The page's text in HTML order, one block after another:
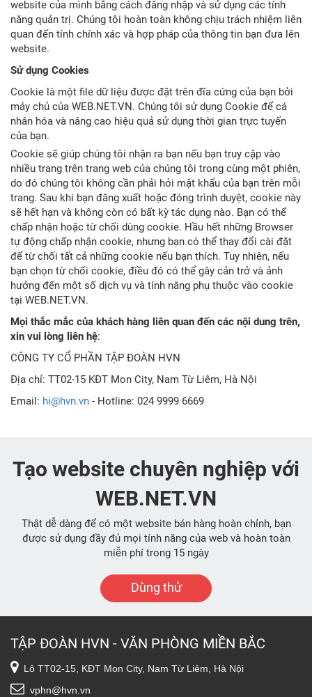
website của mình bằng cách đăng nhập và sử dụng các tính
năng quản trị. Chúng tôi hoàn toàn không chịu trách nhiệm liên
quan đến tính chính xác và hợp pháp của thông tin bạn đưa lên
website.
Sử dụng Cookies
Cookie là một file dữ liệu được đặt trên đĩa cứng của bạn bởi
máy chủ của WEB.NET.VN. Chúng tôi sử dụng Cookie để cá
nhân hóa và nâng cao hiệu quả sử dụng thời gian trực tuyến
của bạn.
Cookie sẽ giúp chúng tôi nhận ra bạn nếu bạn truy cập vào
nhiều trang trên trang web của chúng tôi trong cùng một phiên,
do đó chúng tôi không cần phải hỏi mật khẩu của bạn trên mỗi
trang. Sau khi bạn đăng xuất hoặc đóng trình duyệt, cookie này
sẽ hết hạn và không còn có bất kỳ tác dụng nào. Bạn có thể
chấp nhận hoặc từ chối dùng cookie. Hầu hết những Browser
tự động chấp nhận cookie, nhưng bạn có thể thay đổi cài đặt
để từ chối tất cả những cookie nếu bạn thích. Tuy nhiên, nếu
bạn chọn từ chối cookie, điều đó có thể gây cản trở và ảnh
hưởng đến một số dịch vụ và tính năng phụ thuộc vào cookie
tại WEB.NET.VN.
Mọi thắc mắc của khách hàng liên quan đến các nội dung trên,
xin vui lòng liên hệ:
CÔNG TY CỔ PHẦN TẬP ĐOÀN HVN
Địa chỉ: TT02-15 KĐT Mon City, Nam Từ Liêm, Hà Nội
Email: hi@hvn.vn - Hotline: 024 9999 6669
Tạo website chuyên nghiệp với
WEB.NET.VN
Thật dễ dàng để có một website bán hàng hoàn chỉnh, bạn
được sử dụng đầy đủ mọi tính năng của web và hoàn toàn
miễn phí trong 15 ngày
Dùng thử
TẬP ĐOÀN HVN - VĂN PHÒNG MIỀN BẮC
Lô TT02-15, KĐT Mon City, Nam Từ Liêm, Hà Nội
vphn@hvn.vn